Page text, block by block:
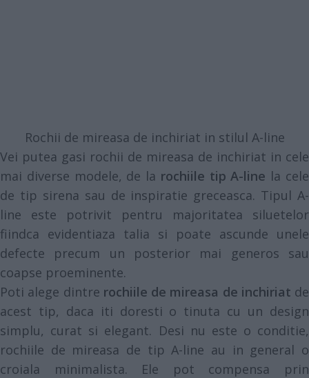
Rochii de mireasa de inchiriat in stilul A-line
Vei putea gasi rochii de mireasa de inchiriat in cele
mai diverse modele, de la rochiile tip A-line la cele
de tip sirena sau de inspiratie greceasca. Tipul A-
line este potrivit pentru majoritatea siluetelor
fiindca evidentiaza talia si poate ascunde unele
defecte precum un posterior mai generos sau
coapse proeminente.
Poti alege dintre rochiile de mireasa de inchiriat de
acest tip, daca iti doresti o tinuta cu un design
simplu, curat si elegant. Desi nu este o conditie,
rochiile de mireasa de tip A-line au in general o
croiala minimalista. Ele pot compensa prin